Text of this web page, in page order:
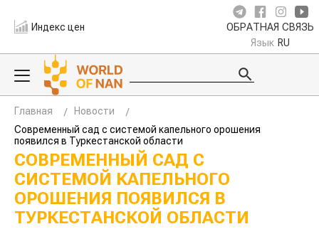
Индекс цен ОБРАТНАЯ СВЯЗЬ
Язык RU
Главная
Новости
Современный сад с системой капельного орошения
появился в Туркестанской области
СОВРЕМЕННЫЙ САД С
СИСТЕМОЙ КАПЕЛЬНОГО
ОРОШЕНИЯ ПОЯВИЛСЯ В
ТУРКЕСТАНСКОЙ ОБЛАСТИ